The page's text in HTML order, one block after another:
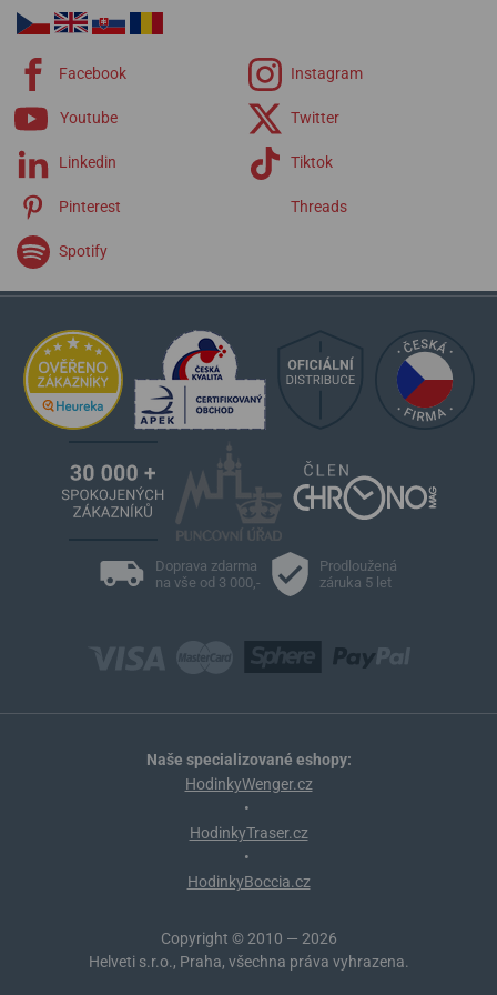
Aikon
Eliros
Fiaba
Masterpiece
Pontos
1975
Facebook Instagram
Youtube Twitter
Linkedin Tiktok
Pinterest Threads
Spotify
Doprava zdarma
na vše od 3 000,-
Prodloužená
záruka 5 let
Naše specializované eshopy:
HodinkyWenger.cz
•
HodinkyTraser.cz
•
HodinkyBoccia.cz
Copyright © 2010 — 2026
Helveti s.r.o., Praha, všechna práva vyhrazena.